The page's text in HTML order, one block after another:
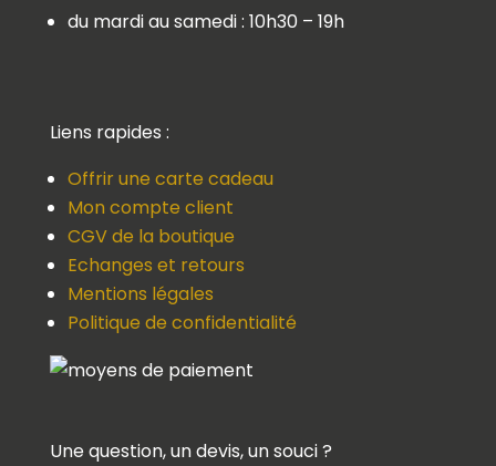
du mardi au samedi : 10h30 – 19h
Liens rapides :
Offrir une carte cadeau
Mon compte client
CGV de la boutique
Echanges et retours
Mentions légales
Politique de confidentialité
Une question, un devis, un souci ?